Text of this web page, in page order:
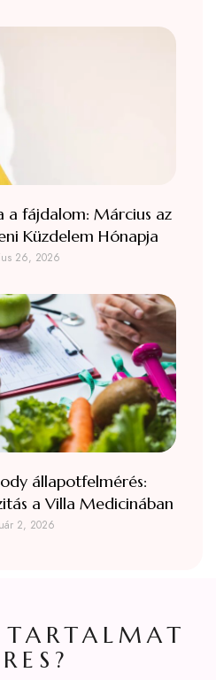
a fájdalom: Március az
Küzdelem Hónapja
26, 2026
állapotfelmérés:
a Villa Medicinában
2, 2026